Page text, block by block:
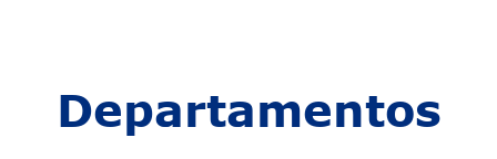
Departamentos
Distribuição
Produção
Instalação